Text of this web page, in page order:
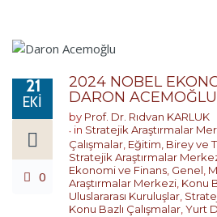
21
EKI
0
2024 NOBEL
DARON
by Prof. Dr. Rıdvan KARLUK
in Stratejik Araştırmalar
Çalışmalar, Eğitim, Birey ve
Stratejik Araştırmalar
Ekonomi ve Finans, Genel,
Araştırmalar Merkezi, Konu
Uluslararası Kuruluşlar,
Konu Bazlı Çalışmalar,Yurt